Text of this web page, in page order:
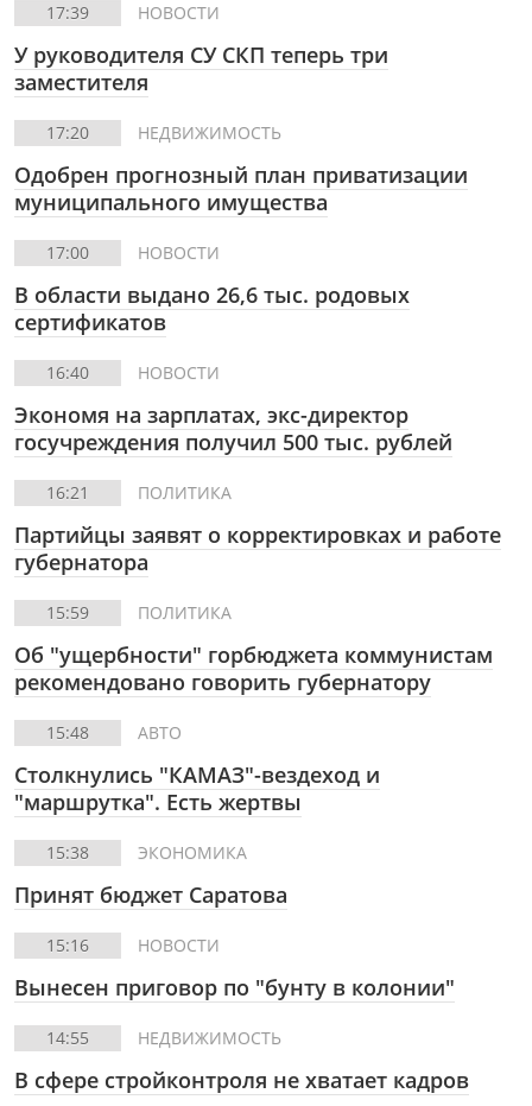
17:39 НОВОСТИ
У руководителя СУ СКП теперь три
заместителя
17:20 НЕДВИЖИМОСТЬ
Одобрен прогнозный план приватизации
муниципального имущества
17:00 НОВОСТИ
В области выдано 26,6 тыс. родовых
сертификатов
16:40 НОВОСТИ
Экономя на зарплатах, экс-директор
госучреждения получил 500 тыс. рублей
16:21 ПОЛИТИКА
Партийцы заявят о корректировках и работе
губернатора
15:59 ПОЛИТИКА
Об "ущербности" горбюджета коммунистам
рекомендовано говорить губернатору
15:48 АВТО
Столкнулись "КАМАЗ"-вездеход и
"маршрутка". Есть жертвы
15:38 ЭКОНОМИКА
Принят бюджет Саратова
15:16 НОВОСТИ
Вынесен приговор по "бунту в колонии"
14:55 НЕДВИЖИМОСТЬ
В сфере стройконтроля не хватает кадров